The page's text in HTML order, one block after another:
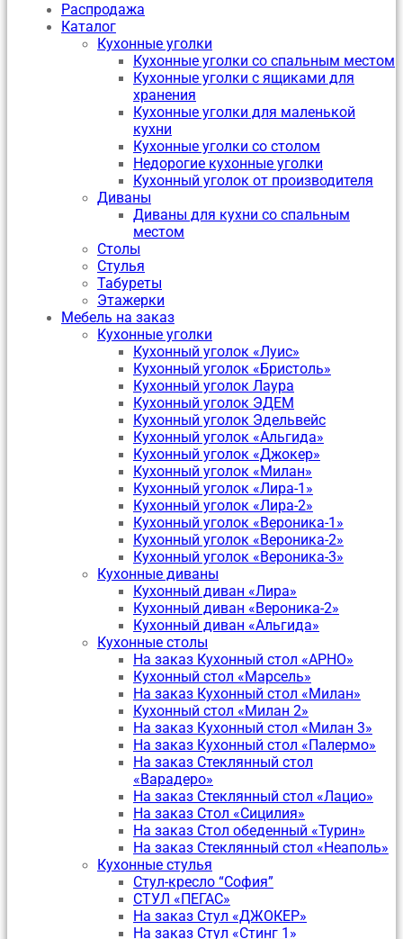
Распродажа
Каталог
Кухонные уголки
Кухонные уголки со спальным местом
Кухонные уголки с ящиками для
хранения
Кухонные уголки для маленькой
кухни
Кухонные уголки со столом
Недорогие кухонные уголки
Кухонный уголок от производителя
Диваны
Диваны для кухни со спальным
местом
Столы
Стулья
Табуреты
Этажерки
Мебель на заказ
Кухонные уголки
Кухонный уголок «Луис»
Кухонный уголок «Бристоль»
Кухонный уголок Лаура
Кухонный уголок ЭДЕМ
Кухонный уголок Эдельвейс
Кухонный уголок «Альгида»
Кухонный уголок «Джокер»
Кухонный уголок «Милан»
Кухонный уголок «Лира-1»
Кухонный уголок «Лира-2»
Кухонный уголок «Вероника-1»
Кухонный уголок «Вероника-2»
Кухонный уголок «Вероника-3»
Кухонные диваны
Кухонный диван «Лира»
Кухонный диван «Вероника-2»
Кухонный диван «Альгида»
Кухонные столы
На заказ Кухонный стол «АРНО»
Кухонный стол «Марсель»
На заказ Кухонный стол «Милан»
Кухонный стол «Милан 2»
На заказ Кухонный стол «Милан 3»
На заказ Кухонный стол «Палермо»
На заказ Стеклянный стол
«Варадеро»
На заказ Стеклянный стол «Лацио»
На заказ Стол «Сицилия»
На заказ Стол обеденный «Турин»
На заказ Стеклянный стол «Неаполь»
Кухонные стулья
Стул-кресло “София”
CТУЛ «ПЕГАС»
На заказ Стул «ДЖОКЕР»
На заказ Стул «Стинг 1»